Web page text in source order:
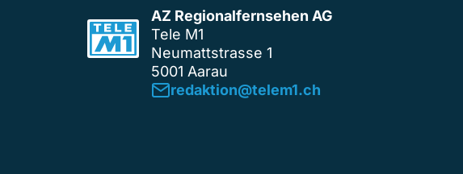
AZ Regionalfernsehen AG
Tele M1
Neumattstrasse 1
5001 Aarau
redaktion@telem1.ch